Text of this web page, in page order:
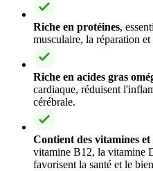
Riche en protéines,
musculaire, la réparation
Riche en acides gras
cardiaque, réduisent
cérébrale.
Contient des vitamines
vitamine B12, la vitamine
favorisent la santé et le